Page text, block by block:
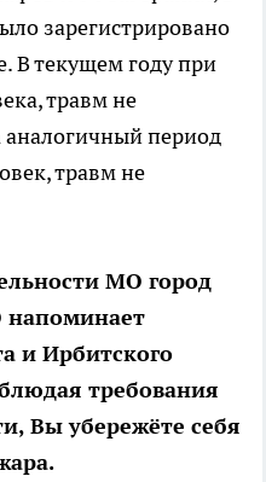
зарегистрировано
В текущем году при
травм не
аналогичный период
травм не
МО город
напоминает
и Ирбитского
требования
Вы убережёте себя